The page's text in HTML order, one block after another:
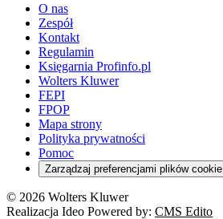
O nas
Zespół
Kontakt
Regulamin
Księgarnia Profinfo.pl
Wolters Kluwer
FEPI
FPOP
Mapa strony
Polityka prywatności
Pomoc
Zarządzaj preferencjami plików cookie
© 2026 Wolters Kluwer
Realizacja Ideo Powered by: CMS Edito